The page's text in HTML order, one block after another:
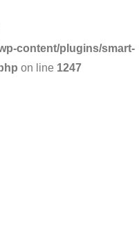
content/plugins/smart-
on line 1247